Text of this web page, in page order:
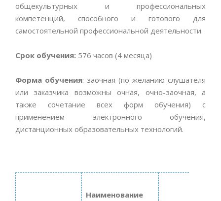
общекультурных и профессиональных
компетенций, способного и готового для
самостоятельной профессиональной деятельности.
Срок обучения: 576 часов (4 месяца)
Форма обучения: заочная (по желанию слушателя
или заказчика возможны очная, очно-заочная, а
также сочетание всех форм обучения) с
применением электронного обучения,
дистанционных образовательных технологий.
Наименование